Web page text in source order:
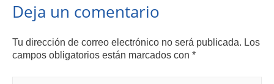
Deja un comentario
Tu dirección de correo electrónico no será publicada. Los
campos obligatorios están marcados con *